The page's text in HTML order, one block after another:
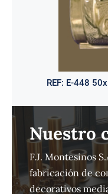
REF: E-448
Nuestro
F.J. Montesinos
fabricación de
decorativos